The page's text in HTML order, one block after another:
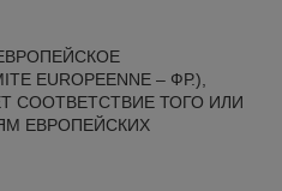
EUROPEENNE – ФР.),
СООТВЕТСТВИЕ ТОГО ИЛИ
ЕВРОПЕЙСКИХ